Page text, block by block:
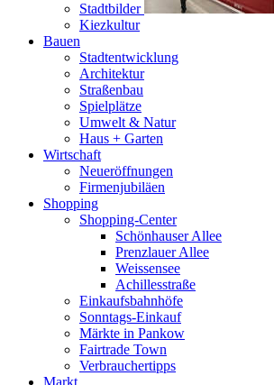
Stadtbilder
Kiezkultur
Bauen
Stadtentwicklung
Architektur
Straßenbau
Spielplätze
Umwelt & Natur
Haus + Garten
Wirtschaft
Neueröffnungen
Firmenjubiläen
Shopping
Shopping-Center
Schönhauser Allee
Prenzlauer Allee
Weissensee
Achillesstraße
Einkaufsbahnhöfe
Sonntags-Einkauf
Märkte in Pankow
Fairtrade Town
Verbrauchertipps